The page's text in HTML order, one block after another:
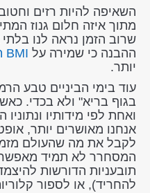
השאיפה להיות רזים
מתוך איזה חלום גנוז
שרוב הזמן נראה לנו
ההבנה כי שמירה על BMI תקין
יותר.
עוד בימי הביניים טבע
בגוף בריא" ולא בכדי.
ואחת לפי מידותיו
אנחנו מאושרים יותר,
לקבל את מה שהעולם
המסחרר לא תמיד מאפשר
תובעניות הדורשות
להחריד), או לספור